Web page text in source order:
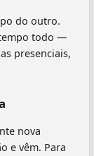
do outro.
todo —
presenciais,
nova
e vêm. Para